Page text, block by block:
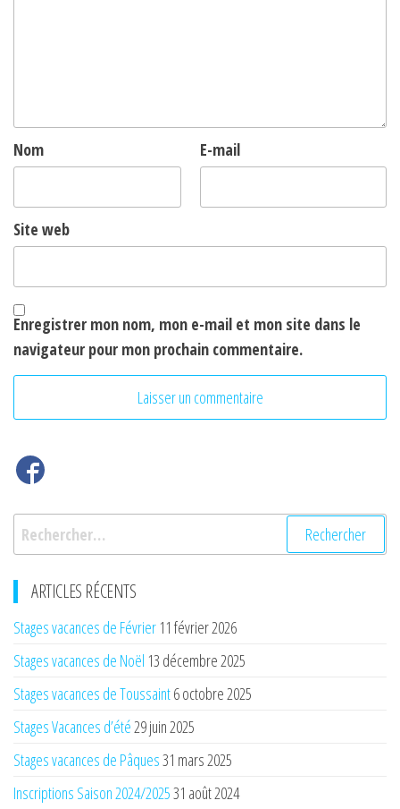
Nom E-mail
Site web
Enregistrer mon nom, mon e-mail et mon site dans le
navigateur pour mon prochain commentaire.
Rechercher :
ARTICLES RÉCENTS
Stages vacances de Février 11 février 2026
Stages vacances de Noël 13 décembre 2025
Stages vacances de Toussaint6 octobre 2025
Stages Vacances d’été29 juin 2025
Stages vacances de Pâques31 mars 2025
Inscriptions Saison 2024/202531 août 2024